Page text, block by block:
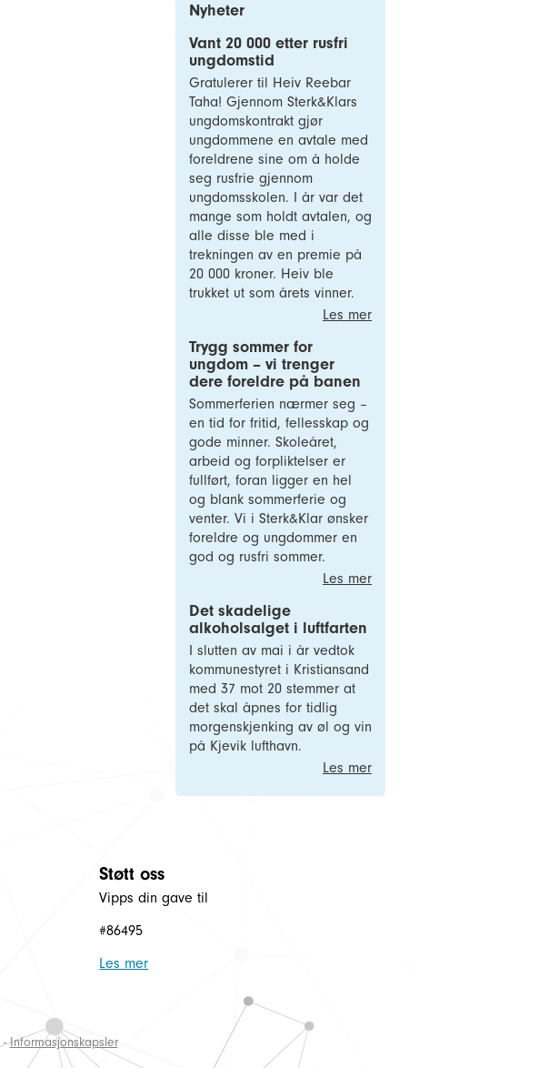
Nyheter
Vant 20 000 etter rusfri
ungdomstid
Gratulerer til Heiv Reebar
Taha! Gjennom Sterk&Klars
ungdomskontrakt gjør
ungdommene en avtale med
foreldrene sine om å holde
seg rusfrie gjennom
ungdomsskolen. I år var det
mange som holdt avtalen, og
alle disse ble med i
trekningen av en premie på
20 000 kroner. Heiv ble
trukket ut som årets vinner.
Les mer
Trygg sommer for
ungdom – vi trenger
dere foreldre på banen
Sommerferien nærmer seg –
en tid for fritid, fellesskap og
gode minner. Skoleåret,
arbeid og forpliktelser er
fullført, foran ligger en hel
og blank sommerferie og
venter. Vi i Sterk&Klar ønsker
foreldre og ungdommer en
god og rusfri sommer.
Les mer
Det skadelige
alkoholsalget i luftfarten
I slutten av mai i år vedtok
kommunestyret i Kristiansand
med 37 mot 20 stemmer at
det skal åpnes for tidlig
morgenskjenking av øl og vin
på Kjevik lufthavn.
Les mer
Støtt oss
Vipps din gave til
#86495
Les mer
-Informasjonskapsler